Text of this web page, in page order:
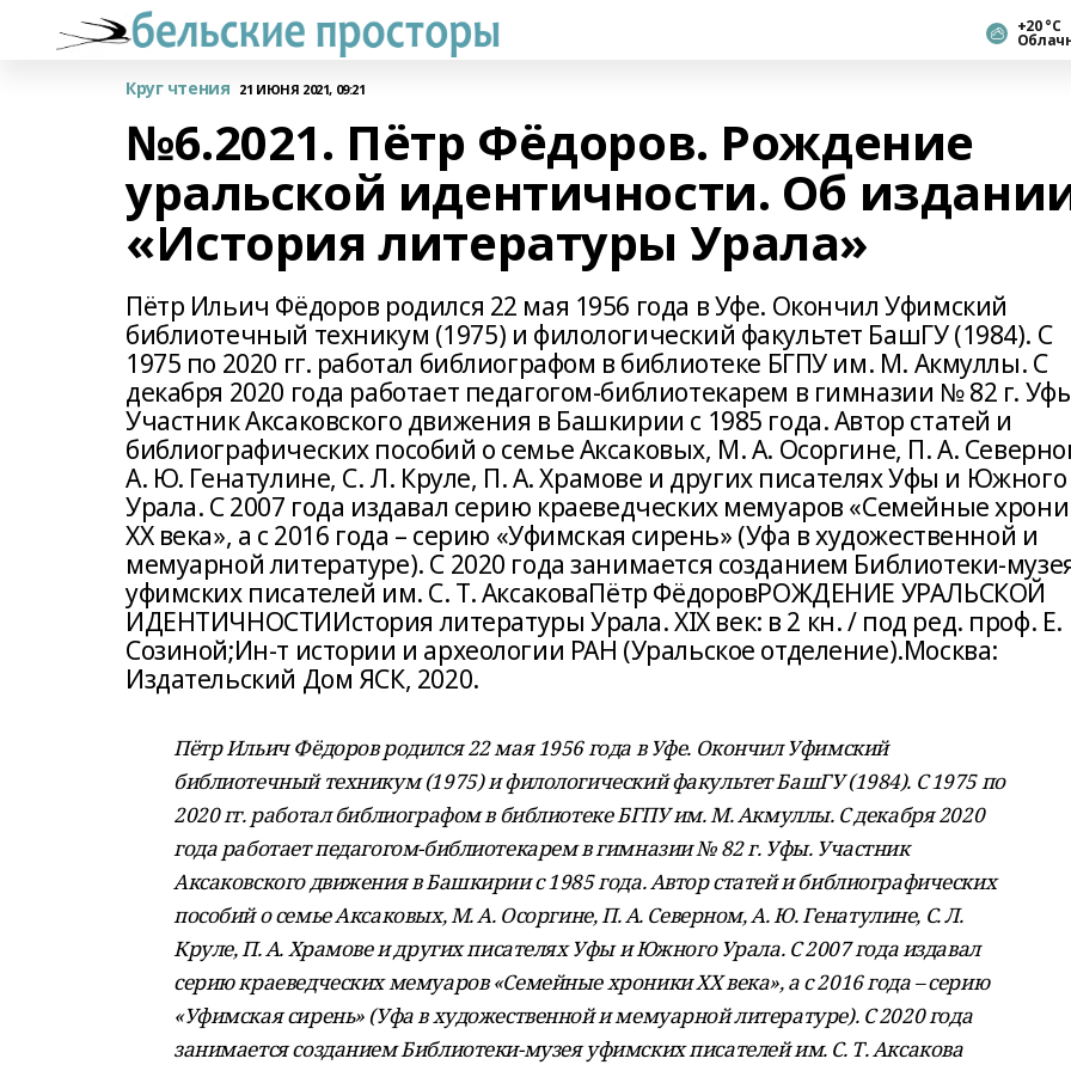
+20 °С
Круг чтения 21 ИЮНЯ 2021, 09:21
№6.2021. Пётр Фёдоров. Рождение
уральской идентичности. Об
«История литературы Урала»
Пётр Ильич Фёдоров родился 22 мая 1956 года в Уфе. Окончил Уфимский
библиотечный техникум (1975) и филологический факультет БашГУ (1984). С
1975 по 2020 гг. работал библиографом в библиотеке БГПУ им. М. Акмуллы. С
декабря 2020 года работает педагогом-библиотекарем в гимназии № 82 г.
Участник Аксаковского движения в Башкирии с 1985 года. Автор статей и
библиографических пособий о семье Аксаковых, М. А. Осоргине, П. А.
А. Ю. Генатулине, С. Л. Круле, П. А. Храмове и других писателях Уфы и Южного
Урала. С 2007 года издавал серию краеведческих мемуаров «Семейные
ХХ века», а с 2016 года – серию «Уфимская сирень» (Уфа в художественной и
мемуарной литературе). С 2020 года занимается созданием Библиотеки-
уфимских писателей им. С. Т. АксаковаПётр ФёдоровРОЖДЕНИЕ УРАЛЬСКОЙ
ИДЕНТИЧНОСТИИстория литературы Урала. ХIХ век: в 2 кн. / под ред. проф. Е.
Созиной;Ин-т истории и археологии РАН (Уральское отделение).Москва:
Издательский Дом ЯСК, 2020.
Пётр Ильич Фёдоров родился 22 мая 1956 года в Уфе. Окончил Уфимский
библиотечный техникум (1975) и филологический факультет БашГУ (1984). С 1975 по
2020 гг. работал библиографом в библиотеке БГПУ им. М. Акмуллы. С декабря 2020
года работает педагогом-библиотекарем в гимназии № 82 г. Уфы. Участник
Аксаковского движения в Башкирии с 1985 года. Автор статей и библиографических
пособий о семье Аксаковых, М. А. Осоргине, П. А. Северном, А. Ю. Генатулине, С. Л.
Круле, П. А. Храмове и других писателях Уфы и Южного Урала. С 2007 года издавал
серию краеведческих мемуаров «Семейные хроники ХХ века», а с 2016 года – серию
«Уфимская сирень» (Уфа в художественной и мемуарной литературе). С 2020 года
занимается созданием Библиотеки-музея уфимских писателей им. С. Т. Аксакова